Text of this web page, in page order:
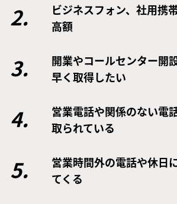
2.
ビジネスフォン、社用携
高額
3.
開業やコールセンター開
早く取得したい
4.
営業電話や関係のない電
取られている
5.
営業時間外の電話や休日
てくる